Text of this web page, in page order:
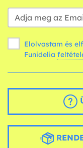
Elolvastam és
Funidelia